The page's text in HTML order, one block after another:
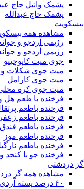
پشمک وانیل حاج عبدالله
پشمک حاج عبدالله
بیسکویت
مشاهده همه
رژیمی آردجو و
رژیمی آردجو و
جوی میت کاپوچینو
میت جوی شکلات و
میت جوی کارامل
میت جوی کره
فرخنده با طعم هل
فرخنده باطعم
فرخنده باطعم
فرخنده باطعم فندق
فرخنده باطعم موز
فرخنده باطعم
فرخنده جو با کنجد
گز دردشتی
مشاهده همه گز
۴۰ درصد پسته آردی